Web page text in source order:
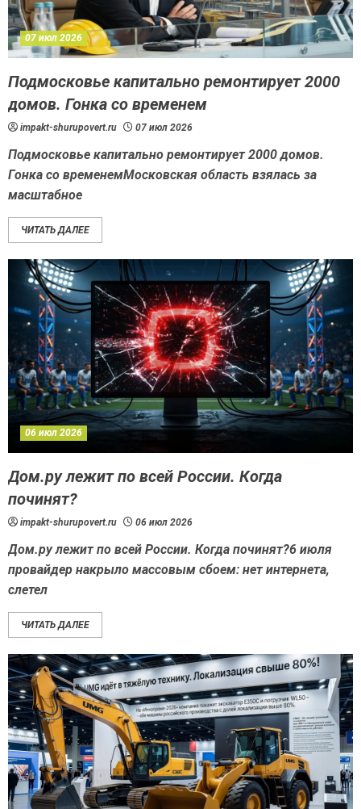
07 июл 2026
Подмосковье капитально ремонтирует 2000
домов. Гонка со временем
impakt-shurupovert.ru 07 июл 2026
Подмосковье капитально ремонтирует 2000 домов.
Гонка со временемМосковская область взялась за
масштабное
ЧИТАТЬ ДАЛЕЕ
06 июл 2026
Дом.ру лежит по всей России. Когда
починят?
impakt-shurupovert.ru 06 июл 2026
Дом.ру лежит по всей России. Когда починят?6 июля
провайдер накрыло массовым сбоем: нет интернета,
слетел
ЧИТАТЬ ДАЛЕЕ